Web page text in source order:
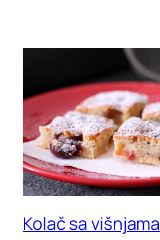
Kolač sa višnjama